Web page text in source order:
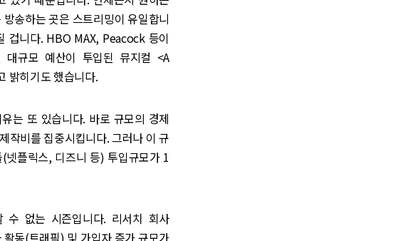
송하는 곳은 스트리밍이 유일합니
겁니다. HBO MAX, Peacock 등이
규모 예산이 투입된 뮤지컬 <A
밝히기도 했습니다.
는 또 있습니다. 바로 규모의 경제
작비를 집중시킵니다. 그러나 이 규
플릭스, 디즈니 등) 투입규모가 1
수 없는 시즌입니다. 리서치 회사
동(트래픽) 및 가입자 증가 규모가